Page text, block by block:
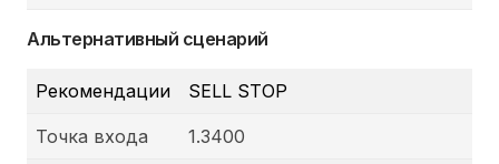
Альтернативный сценарий
Рекомендации SELL STOP
Точка входа 1.3400